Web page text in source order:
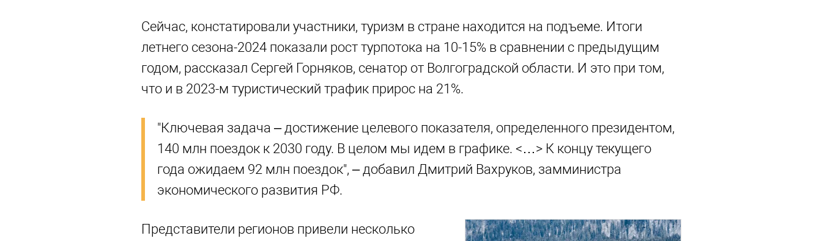
Сейчас, констатировали участники, туризм в стране находится на подъеме. Итоги
летнего сезона-2024 показали рост турпотока на 10-15% в сравнении с предыдущим
годом, рассказал Сергей Горняков, сенатор от Волгоградской области. И это при том,
что и в 2023-м туристический трафик прирос на 21%.
"Ключевая задача – достижение целевого показателя, определенного президентом,
140 млн поездок к 2030 году. В целом мы идем в графике. <…> К концу текущего
года ожидаем 92 млн поездок", – добавил Дмитрий Вахруков, замминистра
экономического развития РФ.
Представители регионов привели несколько